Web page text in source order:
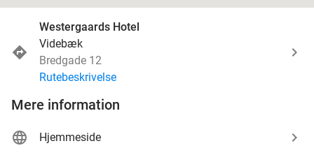
Westergaards Hotel
Videbæk
Bredgade 12
Rutebeskrivelse
Mere information
Hjemmeside